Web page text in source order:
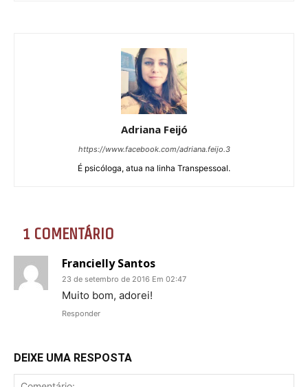
Adriana Feijó
https://www.facebook.com/adriana.feijo.3
É psicóloga, atua na linha Transpessoal.
1 COMENTÁRIO
Francielly Santos
23 de setembro de 2016 Em 02:47
Muito bom, adorei!
Responder
DEIXE UMA RESPOSTA